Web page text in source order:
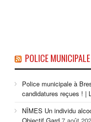
POLICE MUNICIPALE
Police municipale à
candidatures reçues ! |
NÎMES Un individu